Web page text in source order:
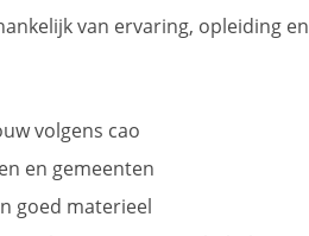
van ervaring, opleiding en
volgens cao
en gemeenten
goed materieel